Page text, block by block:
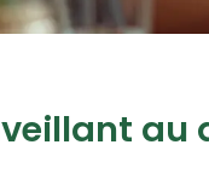
au